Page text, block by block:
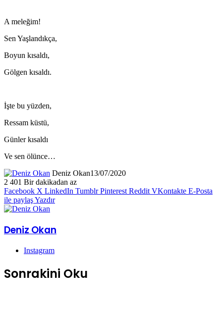
A meleğim!
Sen Yaşlandıkça,
Boyun kısaldı,
Gölgen kısaldı.
İşte bu yüzden,
Ressam küstü,
Günler kısaldı
Ve sen ölünce…
Deniz Okan13/07/2020
2 401 Bir dakikadan az
Facebook X LinkedIn Tumblr Pinterest Reddit VKontakte E-Posta
ile paylaşYazdır
Deniz Okan
Instagram
Sonrakini Oku